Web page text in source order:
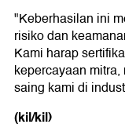
"Keberhasilan ini
risiko dan
Kami harap
kepercayaan
saing kami di
(kil/kil)